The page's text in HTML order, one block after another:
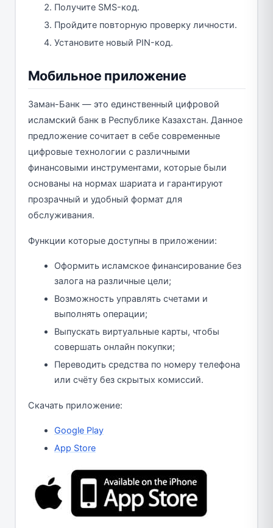
Получите SMS-код.
Пройдите повторную проверку личности.
Установите новый PIN-код.
Мобильное приложение
Заман-Банк — это единственный цифровой
исламский банк в Республике Казахстан. Данное
предложение сочитает в себе современные
цифровые технологии с различными
финансовыми инструментами, которые были
основаны на нормах шариата и гарантируют
прозрачный и удобный формат для
обслуживания.
Функции которые доступны в приложении:
Оформить исламское финансирование без
залога на различные цели;
Возможность управлять счетами и
выполнять операции;
Выпускать виртуальные карты, чтобы
совершать онлайн покупки;
Переводить средства по номеру телефона
или счёту без скрытых комиссий.
Скачать приложение:
Google Play
App Store